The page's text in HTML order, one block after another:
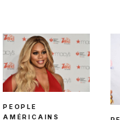
PEOPLE
AMÉRICAINS